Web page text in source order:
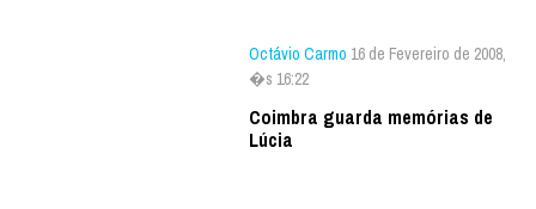
Octávio Carmo 16 de Fevereiro de 2008,
�s 16:22
Coimbra guarda memórias de
Lúcia